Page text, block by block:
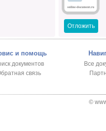
Отложить
и помощь
документов
связь
Все
©